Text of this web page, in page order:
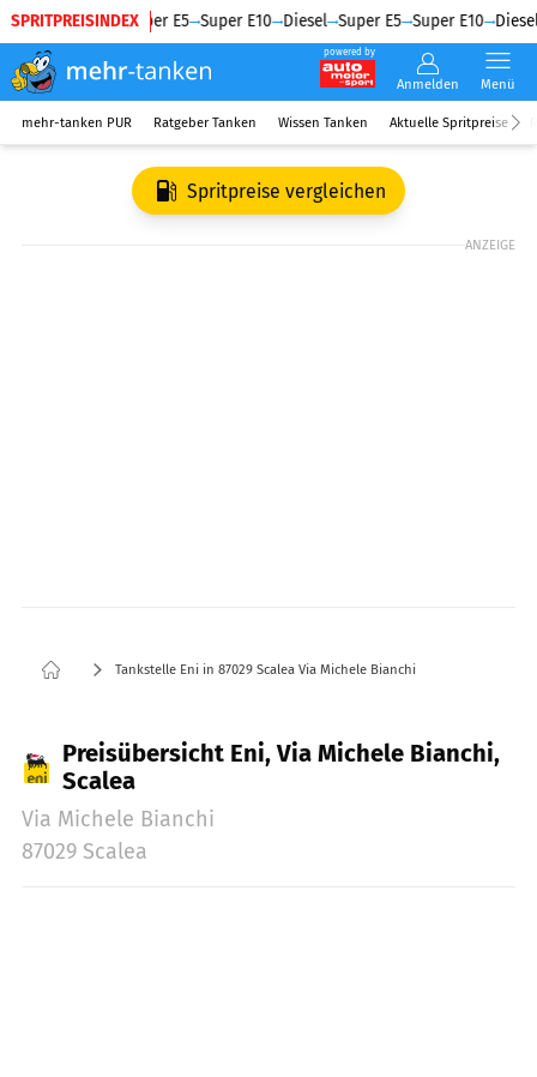
SPRITPREISINDEX
Diesel Super E5 Super E10 Diesel Super E5 Super E10 Diesel
powered by
Anmelden Menü
mehr-tanken PUR Ratgeber Tanken Wissen Tanken Aktuelle Spritpreise
Spritpreise vergleichen
ANZEIGE
Tankstelle Eni in 87029 Scalea Via Michele Bianchi
Preisübersicht Eni, Via Michele Bianchi,
Scalea
Via Michele Bianchi
87029 Scalea